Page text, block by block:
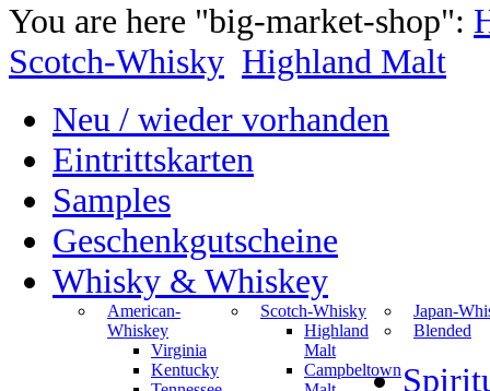
You are here "big-market-shop":
Scotch-Whisky Highland Malt
Neu / wieder vorhanden
Eintrittskarten
Samples
Geschenkgutscheine
Whisky & Whiskey
American-
Whiskey
Virginia
Kentucky
Scotch-Whisky
Highland
Malt
Campbeltown
Japan-
Blended